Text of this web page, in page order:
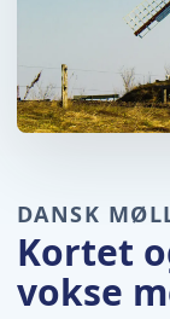
DANSK
Kortet
vokse